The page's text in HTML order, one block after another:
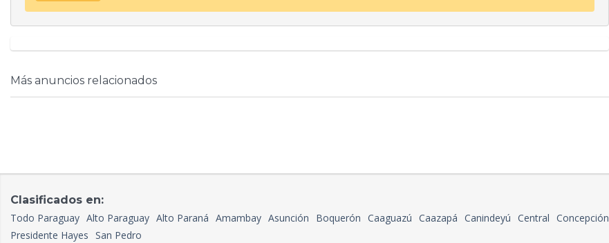
Más anuncios relacionados
Clasificados en:
Todo Paraguay Alto Paraguay Alto Paraná Amambay Asunción Boquerón Caaguazú Caazapá Canindeyú Central Concepción
Presidente Hayes San Pedro